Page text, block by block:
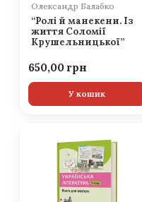
Олександр Балабко
“Ролі й манекени. Із
життя Соломії
Крушельницької”
650,00
У кошик